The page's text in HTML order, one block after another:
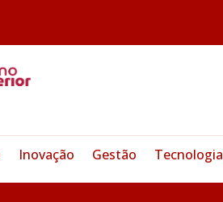
Inovação Gestão Tecnologia